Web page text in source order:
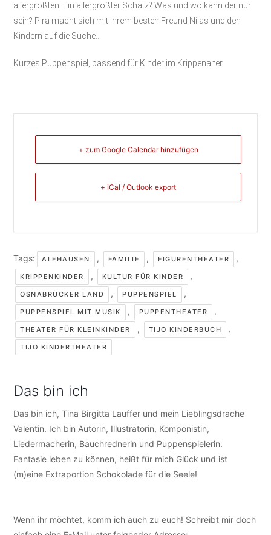
allergrößten. Ein allergrößter Schatz? Was und wo kann der nur
sein? Pira macht sich mit ihrem besten Freund Nilas und den
Kindern auf die Suche…
Kurzes Puppenspiel, passend für Kinder im Krippenalter
+ zum Google Calendar hinzufügen
+ iCal / Outlook export
Tags: ALFHAUSEN , FAMILIE , FIGURENTHEATER ,
KRIPPENKINDER , KULTUR FÜR KINDER ,
OSNABRÜCKER LAND , PUPPENSPIEL ,
PUPPENSPIEL MIT MUSIK , PUPPENTHEATER ,
THEATER FÜR KLEINKINDER , TIJO KINDERBUCH ,
TIJO KINDERTHEATER
Das bin ich
Das bin ich, Tina Birgitta Lauffer und mein Lieblingsdrache
Valentin. Ich bin Autorin, Illustratorin, Komponistin,
Liedermacherin, Bauchrednerin und Puppenspielerin.
Fantasie leben zu können, heißt für mich Glück und ist
(m)eine Extraportion Schokolade für die Seele!
Wenn ihr möchtet, komm ich auch zu euch! Schreibt mir doch